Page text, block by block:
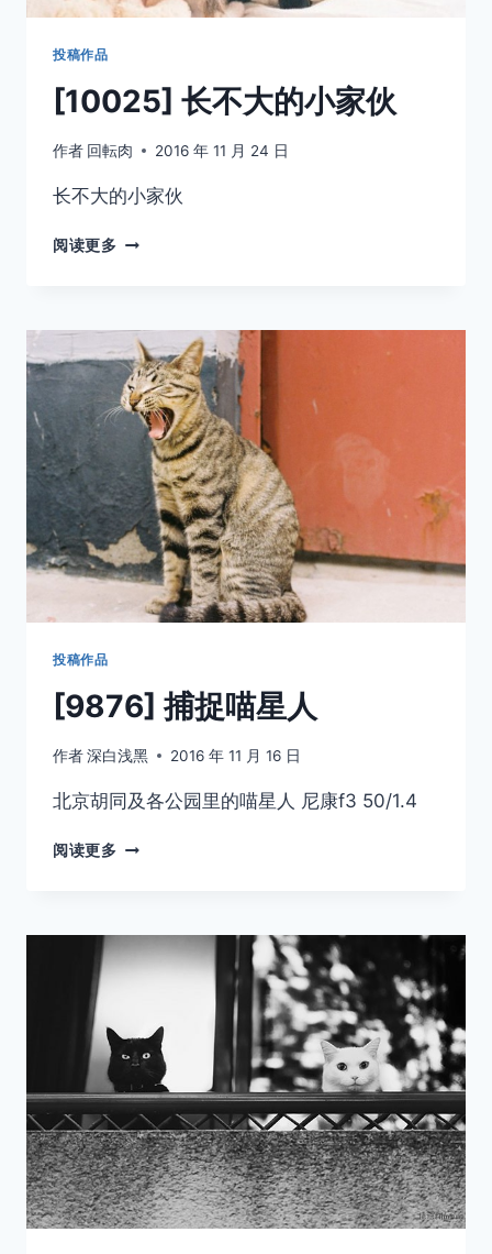
投稿作品
[10025] 长不大的小家伙
作者 回転肉 2016 年 11 月 24 日
长不大的小家伙
阅读更多 [10025]
的
小
家
伙
投稿作品
[9876] 捕捉喵星人
作者深白浅黑 2016 年 11 月 16 日
北京胡同及各公园里的喵星人 尼康f3 50/1.4
阅读更多 [9876]
星
人